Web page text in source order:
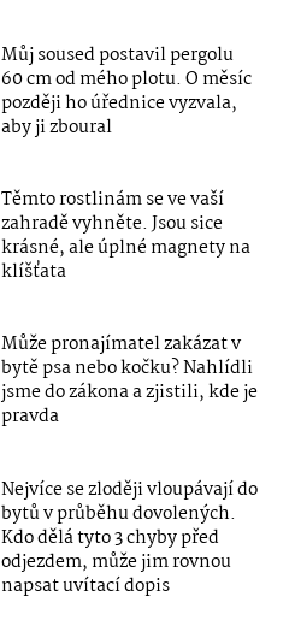
Můj soused postavil pergolu
60 cm od mého plotu. O měsíc
později ho úřednice vyzvala,
aby ji zboural
Těmto rostlinám se ve vaší
zahradě vyhněte. Jsou sice
krásné, ale úplné magnety na
klíšťata
Může pronajímatel zakázat v
bytě psa nebo kočku? Nahlídli
jsme do zákona a zjistili, kde je
pravda
Nejvíce se zloději vloupávají do
bytů v průběhu dovolených.
Kdo dělá tyto 3 chyby před
odjezdem, může jim rovnou
napsat uvítací dopis